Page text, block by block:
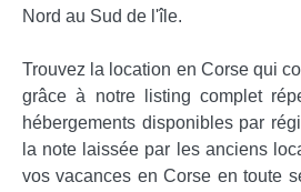
Nord au Sud de l'île.
Trouvez la location en Corse qui
grâce à notre listing complet
hébergements disponibles par
la note laissée par les anciens
vos vacances en Corse en toute